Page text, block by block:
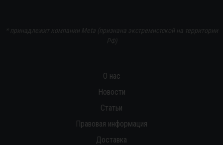
* принадлежит компании Meta (признана экстремистской на территории
РФ)
О нас
Новости
Статьи
Правовая информация
Доставка